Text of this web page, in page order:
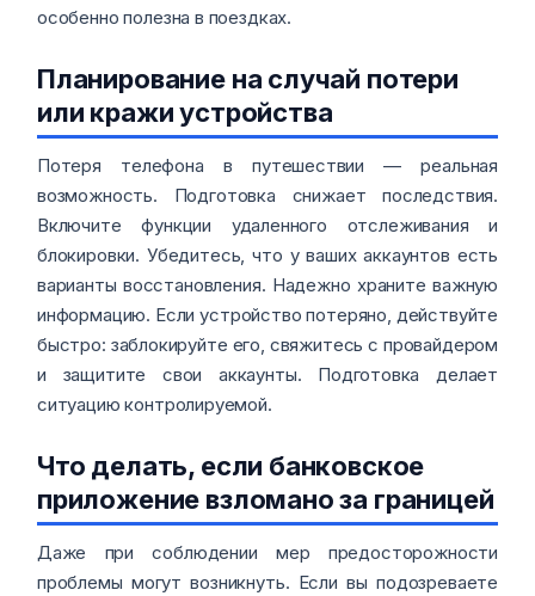
особенно полезна в поездках.
Планирование на случай потери
или кражи устройства
Потеря телефона в путешествии — реальная
возможность. Подготовка снижает последствия.
Включите функции удаленного отслеживания и
блокировки. Убедитесь, что у ваших аккаунтов есть
варианты восстановления. Надежно храните важную
информацию. Если устройство потеряно, действуйте
быстро: заблокируйте его, свяжитесь с провайдером
и защитите свои аккаунты. Подготовка делает
ситуацию контролируемой.
Что делать, если банковское
приложение взломано за границей
Даже при соблюдении мер предосторожности
проблемы могут возникнуть. Если вы подозреваете